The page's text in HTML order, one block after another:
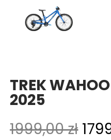
TREK
2025
1999,00zł